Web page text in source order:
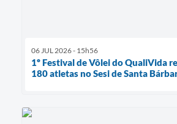
06 JUL 2026 - 15h56
1º Festival de Vôlei do QualiVida
180 atletas no Sesi de Santa